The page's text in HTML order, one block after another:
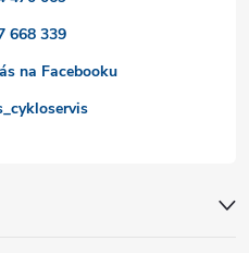
668 339
na Facebooku